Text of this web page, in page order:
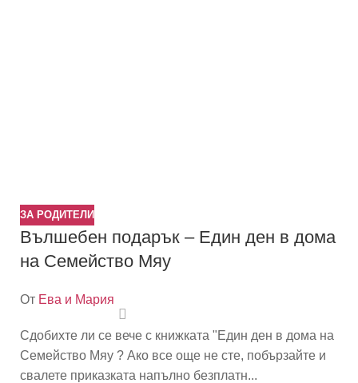
ЗА РОДИТЕЛИ
Вълшебен подарък – Един ден в дома
на Семейство Мяу
От Ева и Мария
Сдобихте ли се вече с книжката "Един ден в дома на
Семейство Мяу ? Ако все още не сте, побързайте и
свалете приказката напълно безплатн...